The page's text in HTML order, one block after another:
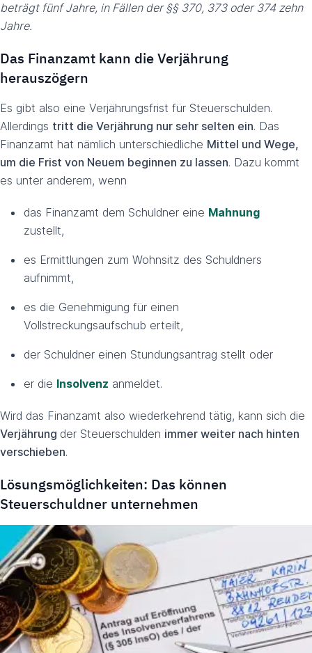
beträgt fünf Jahre, in Fällen der §§ 370, 373 oder 374 zehn
Jahre.
Das Finanzamt kann die Verjährung
herauszögern
Es gibt also eine Verjährungsfrist für Steuerschulden.
Allerdings tritt die Verjährung nur sehr selten ein. Das
Finanzamt hat nämlich unterschiedliche Mittel und Wege,
um die Frist von Neuem beginnen zu lassen. Dazu kommt
es unter anderem, wenn
das Finanzamt dem Schuldner eine Mahnung
zustellt,
es Ermittlungen zum Wohnsitz des Schuldners
aufnimmt,
es die Genehmigung für einen
Vollstreckungsaufschub erteilt,
der Schuldner einen Stundungsantrag stellt oder
er die Insolvenz anmeldet.
Wird das Finanzamt also wiederkehrend tätig, kann sich die
Verjährung der Steuerschulden immer weiter nach hinten
verschieben.
Lösungsmöglichkeiten: Das können
Steuerschuldner unternehmen